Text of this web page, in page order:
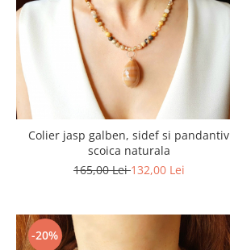
Colier jasp galben, sidef si pandantiv
scoica naturala
165,00 Lei132,00 Lei
-20%